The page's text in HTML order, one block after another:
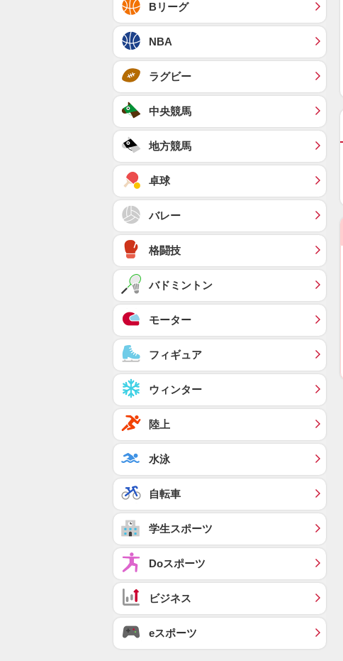
Bリーグ
NBA
ラグビー
中央競馬
地方競馬
卓球
バレー
格闘技
バドミントン
モーター
フィギュア
ウィンター
陸上
水泳
自転車
学生スポーツ
Doスポーツ
ビジネス
eスポーツ